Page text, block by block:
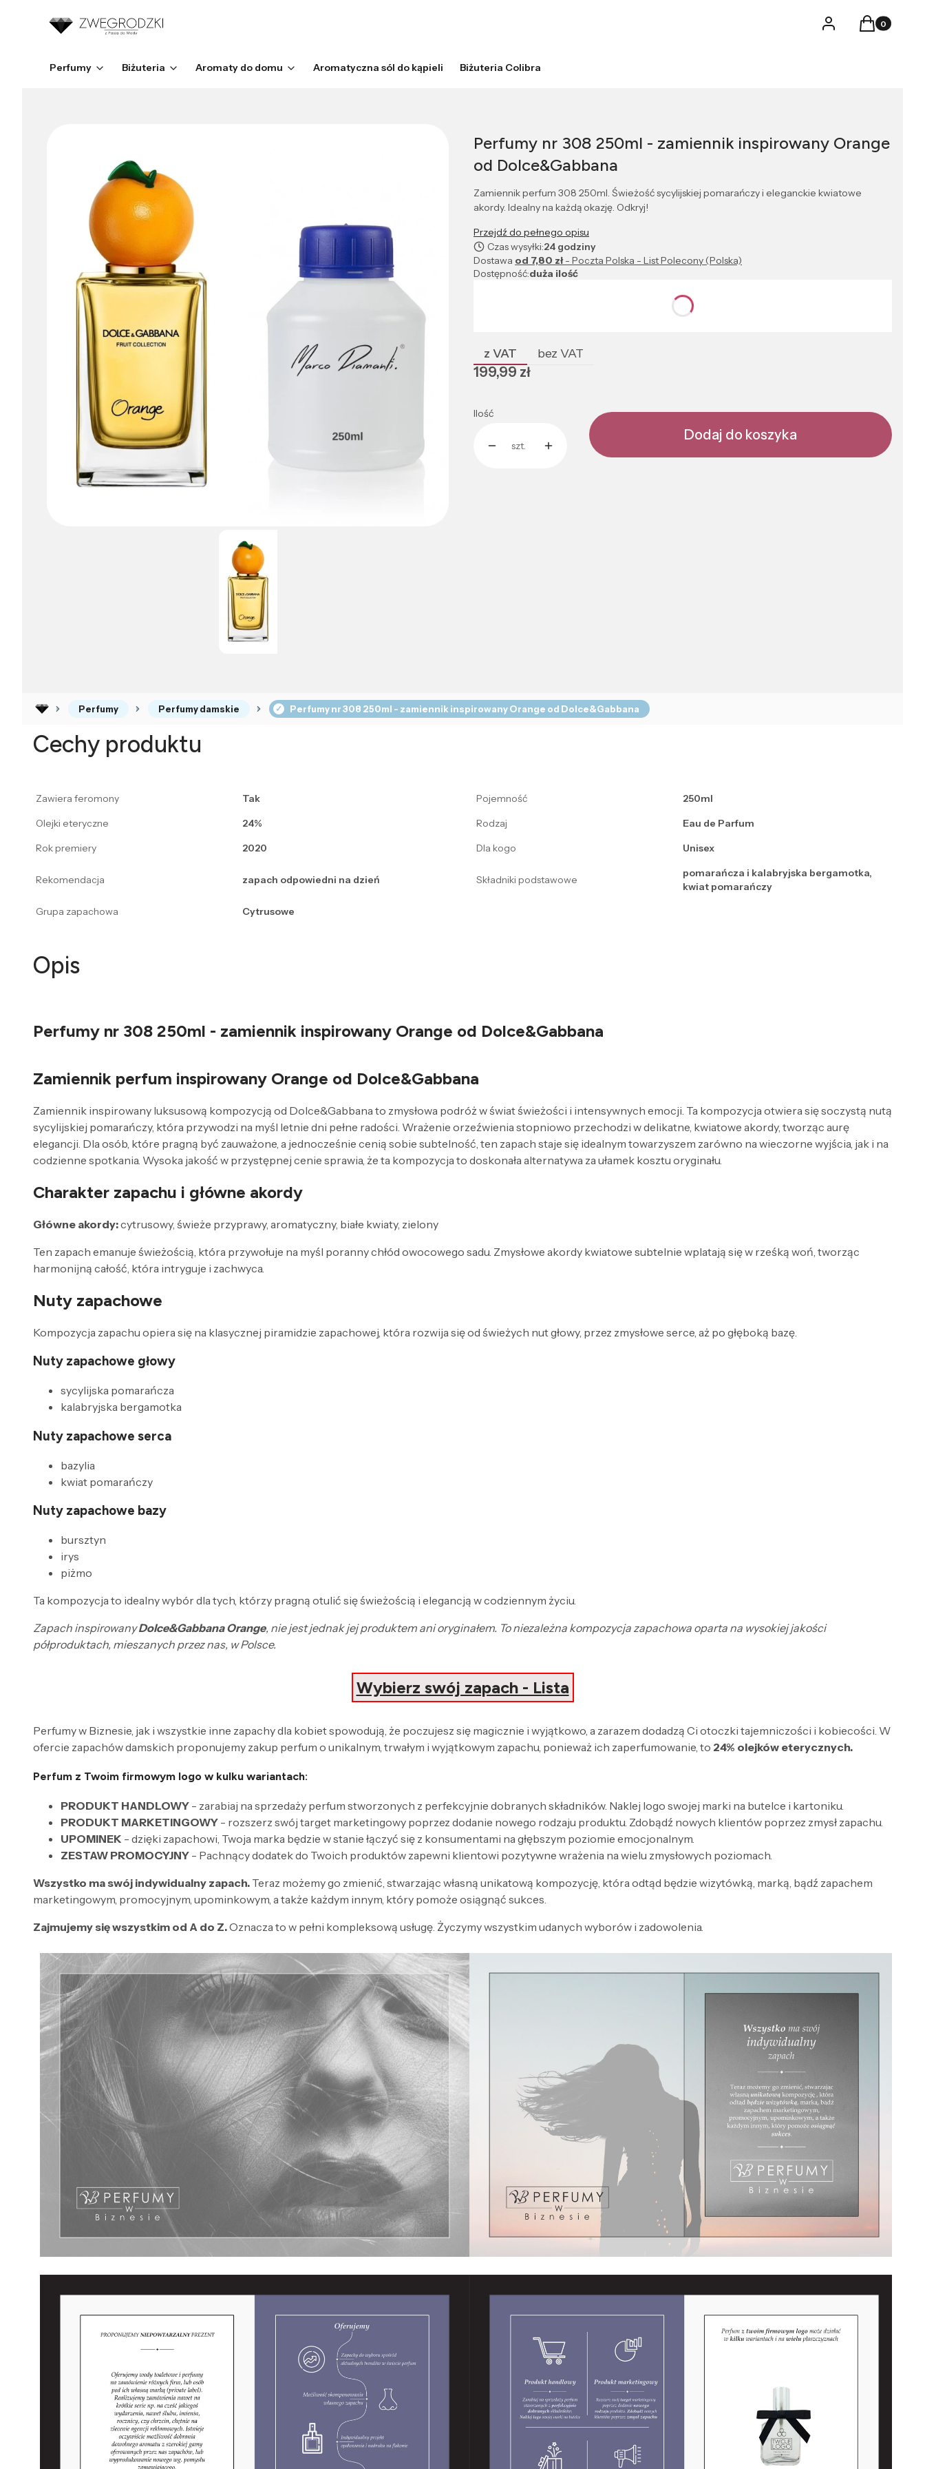
LogowanieProdukty w
Koszyk
Perfumy Biżuteria Aromaty do domu Aromatyczna sól do kąpieli Biżuteria Colibra
Perfumy nr 308 250ml - zamiennik inspirowany Orange
od Dolce&Gabbana
Zamiennik perfum 308 250ml. Świeżość sycylijskiej pomarańczy i eleganckie kwiatowe
akordy. Idealny na każdą okazję. Odkryj!
Przejdź do pełnego opisu
Czas wysyłki:24 godziny
Dostawa od 7,80 zł- Poczta Polska - List Polecony (Polska)
Dostępność:duża ilość
z VAT bez VAT
Cena
199,99 zł
Ilość
szt.
Dodaj do koszyka
Perfumy Perfumy damskie Perfumy nr 308 250ml - zamiennik inspirowany Orange od Dolce&Gabbana
Cechy produktu
Zawiera feromony Tak Pojemność
250ml
Olejki eteryczne
24% Rodzaj
Eau de Parfum
Rok premiery
2020 Dla kogo Unisex
Rekomendacja zapach odpowiedni na dzień Składniki podstawowe
pomarańcza i kalabryjska bergamotka,
kwiat pomarańczy
Grupa zapachowa
Cytrusowe
Opis
Perfumy nr 308 250ml - zamiennik inspirowany Orange od Dolce&Gabbana
Zamiennik perfum inspirowany Orange od Dolce&Gabbana
Zamiennik inspirowany luksusową kompozycją od Dolce&Gabbana to zmysłowa podróż w świat świeżości i intensywnych emocji. Ta kompozycja otwiera się soczystą nutą
sycylijskiej pomarańczy, która przywodzi na myśl letnie dni pełne radości. Wrażenie orzeźwienia stopniowo przechodzi w delikatne, kwiatowe akordy, tworząc aurę
elegancji. Dla osób, które pragną być zauważone, a jednocześnie cenią sobie subtelność, ten zapach staje się idealnym towarzyszem zarówno na wieczorne wyjścia, jak i na
codzienne spotkania. Wysoka jakość w przystępnej cenie sprawia, że ta kompozycja to doskonała alternatywa za ułamek kosztu oryginału.
Charakter zapachu i główne akordy
Główne akordy:cytrusowy, świeże przyprawy, aromatyczny, białe kwiaty, zielony
Ten zapach emanuje świeżością, która przywołuje na myśl poranny chłód owocowego sadu. Zmysłowe akordy kwiatowe subtelnie wplatają się w rześką woń, tworząc
harmonijną całość, która intryguje i zachwyca.
Nuty zapachowe
Kompozycja zapachu opiera się na klasycznej piramidzie zapachowej, która rozwija się od świeżych nut głowy, przez zmysłowe serce, aż po głęboką bazę.
Nuty zapachowe głowy
sycylijska pomarańcza
kalabryjska bergamotka
Nuty zapachowe serca
bazylia
kwiat pomarańczy
Nuty zapachowe bazy
bursztyn
irys
piżmo
Ta kompozycja to idealny wybór dla tych, którzy pragną otulić się świeżością i elegancją w codziennym życiu.
Zapach inspirowanyDolce&Gabbana Orange, nie jest jednak jej produktem ani oryginałem. To niezależna kompozycja zapachowa oparta na wysokiej jakości
półproduktach, mieszanych przez nas, w Polsce.
Wybierz swój zapach - Lista
Perfumy w Biznesie, jak i wszystkie inne zapachy dla kobiet spowodują, że poczujesz się magicznie i wyjątkowo, a zarazem dodadzą Ci otoczki tajemniczości i kobiecości. W
ofercie zapachów damskich proponujemy zakup perfum o unikalnym, trwałym i wyjątkowym zapachu, ponieważ ich zaperfumowanie, to 24% olejków eterycznych.
Perfum z Twoim firmowym logo w kulku wariantach:
PRODUKT HANDLOWY - zarabiaj na sprzedaży perfum stworzonych z perfekcyjnie dobranych składników. Naklej logo swojej marki na butelce i kartoniku.
PRODUKT MARKETINGOWY - rozszerz swój target marketingowy poprzez dodanie nowego rodzaju produktu. Zdobądź nowych klientów poprzez zmysł zapachu.
UPOMINEK - dzięki zapachowi, Twoja marka będzie w stanie łączyć się z konsumentami na głębszym poziomie emocjonalnym.
ZESTAW PROMOCYJNY - Pachnący dodatek do Twoich produktów zapewni klientowi pozytywne wrażenia na wielu zmysłowych poziomach.
Wszystko ma swój indywidualny zapach. Teraz możemy go zmienić, stwarzając własną unikatową kompozycję, która odtąd będzie wizytówką, marką, bądź zapachem
marketingowym, promocyjnym, upominkowym, a także każdym innym, który pomoże osiągnąć sukces.
Zajmujemy się wszystkim od A do Z.Oznacza to w pełni kompleksową usługę. Życzymy wszystkim udanych wyborów i zadowolenia.